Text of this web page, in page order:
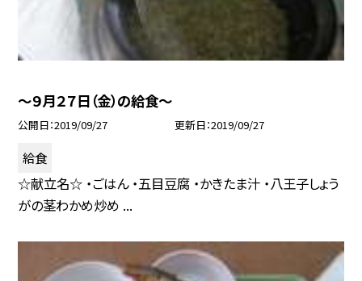
〜９月２７日（金）の給食〜
公開日 2019/09/27 更新日 2019/09/27
給食
☆献立名☆ ・ごはん ・五目豆腐 ・かきたま汁 ・八王子しょう
がの茎わかめ炒め ...